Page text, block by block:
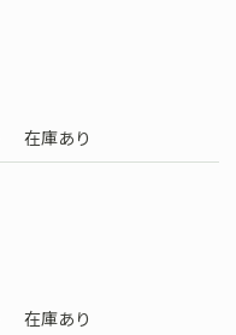
在庫あり
在庫あり